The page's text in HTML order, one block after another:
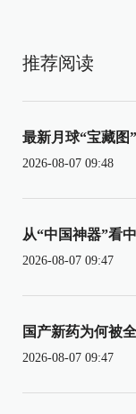
推荐阅读
最新月球“宝藏图
2026-08-07 09:48
从“中国神器”看
2026-08-07 09:47
国产新药为何被
2026-08-07 09:47